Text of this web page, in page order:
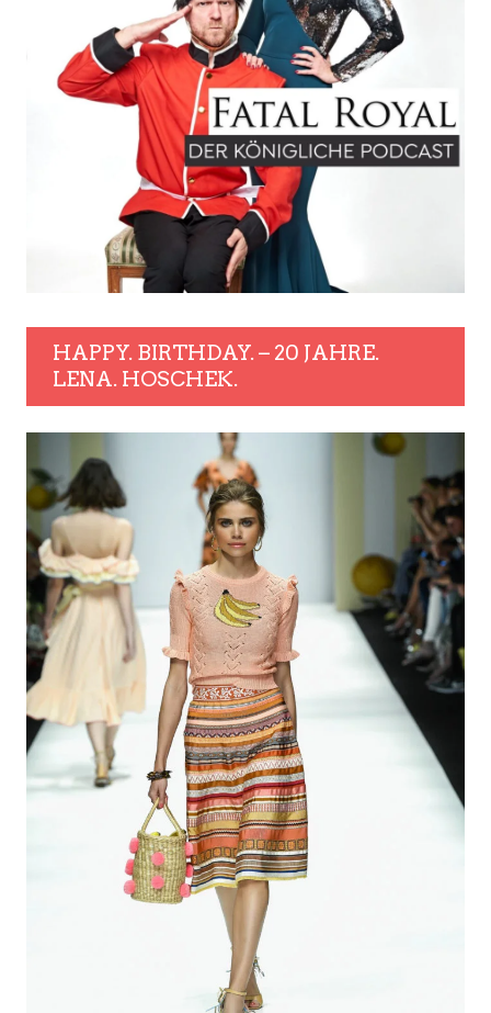
HAPPY. BIRTHDAY. – 20 JAHRE.
LENA. HOSCHEK.